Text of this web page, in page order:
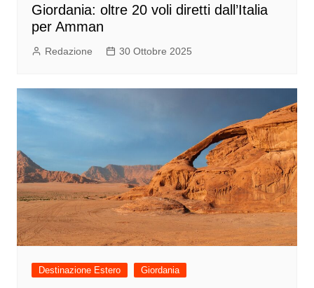
Giordania: oltre 20 voli diretti dall’Italia
per Amman
Redazione 30 Ottobre 2025
Destinazione Estero Giordania